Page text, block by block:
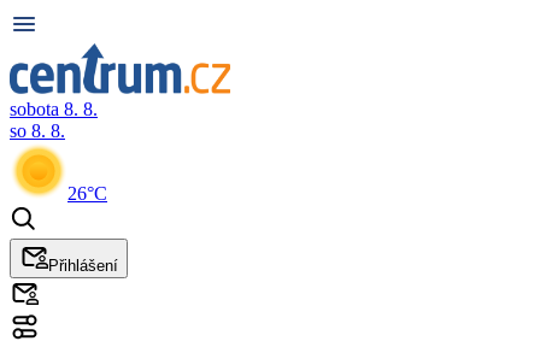
sobota 8. 8.
so 8. 8.
26°C
Přihlášení